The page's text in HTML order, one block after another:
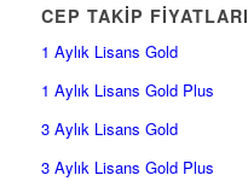
CEP TAKİP FİYATLARI
1 Aylık Lisans Gold
1 Aylık Lisans Gold Plus
3 Aylık Lisans Gold
3 Aylık Lisans Gold Plus